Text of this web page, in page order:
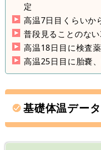
定
高温7日目くらいか
普段見ることのな
高温18日目に検査
高温25日目に胎嚢
基礎体温データ